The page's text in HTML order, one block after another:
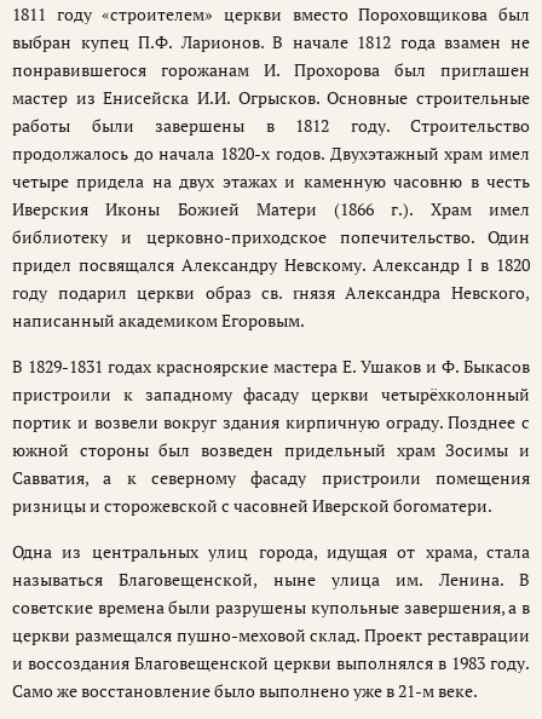
1811 году «строителем» церкви вместо Пороховщикова был
выбран купец П.Ф. Ларионов. В начале 1812 года взамен не
понравившегося горожанам И. Прохорова был приглашен
мастер из Енисейска И.И. Огрысков. Основные строительные
работы были завершены в 1812 году. Строительство
продолжалось до начала 1820-х годов. Двухэтажный храм имел
четыре придела на двух этажах и каменную часовню в честь
Иверския Иконы Божией Матери (1866 г.). Храм имел
библиотеку и церковно-приходское попечительство. Один
придел посвящался Александру Невскому. Александр I в 1820
году подарил церкви образ cв. rнязя Александра Невского,
написанный академиком Егоровым.
В 1829-1831 годах красноярские мастера Е. Ушаков и Ф. Быкасов
пристроили к западному фасаду церкви четырёхколонный
портик и возвели вокруг здания кирпичную ограду. Позднее с
южной стороны был возведен придельный храм Зосимы и
Савватия, а к северному фасаду пристроили помещения
ризницы и сторожевской с часовней Иверской богоматери.
Одна из центральных улиц города, идущая от храма, стала
называться Благовещенской, ныне улица им. Ленина. В
советские времена были разрушены купольные завершения, а в
церкви размещался пушно-меховой склад. Проект реставрации
и воссоздания Благовещенской церкви выполнялся в 1983 году.
Само же восстановление было выполнено уже в 21-м веке.